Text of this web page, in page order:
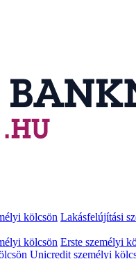
kölcsön Lakásfelújítási
kölcsön Erste személyi
Unicredit személyi